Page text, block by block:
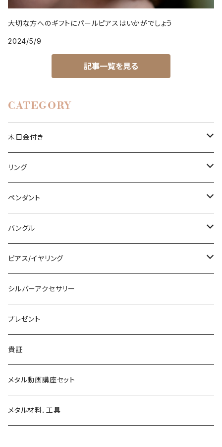
大切な方へのギフトにパールピアスはいかがでしょう
2024/5/9
記事一覧を見る
CATEGORY
木目金付き
リング
ペンダント
バングル
リング
石付きシルバーリング
槌目リング
プレーンリング
シルバーリング
木目金付リング
石付きリング
ペンダント
木目金付ペンダント
石付きペンダント
バングル
シルバーバングル
木目金付バングル
ピアス/イヤリング
シルバーピアス
シルバーイヤリング
シルバーイヤカフ
金継ぎ
シルバーアクセサリー
プレゼント
貴証
メタル動画講座セット
メタル材料．工具